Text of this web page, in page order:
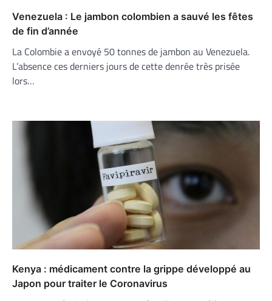
Venezuela : Le jambon colombien a sauvé les fêtes
de fin d’année
La Colombie a envoyé 50 tonnes de jambon au Venezuela.
L’absence ces derniers jours de cette denrée très prisée
lors…
Kenya : médicament contre la grippe développé au
Japon pour traiter le Coronavirus